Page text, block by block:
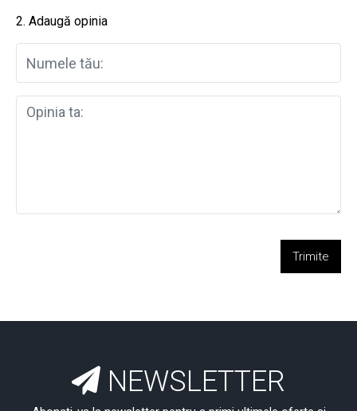
2. Adaugă opinia
Trimite
NEWSLETTER